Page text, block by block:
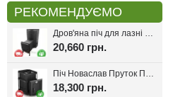
РЕКОМЕНДУЄМО
Дров'яна піч для лазні PAL PR-18L
20,660 грн.
Піч Новаслав Пруток ПКС-01П, до 12м.куб.
18,300 грн.